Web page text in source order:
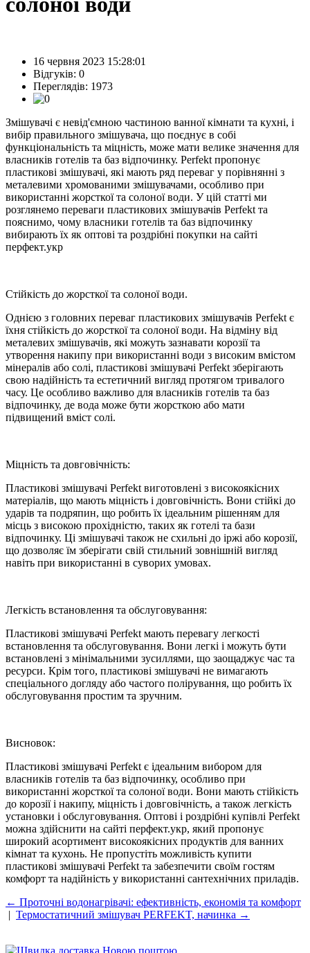
16 червня 2023 15:28:01
Відгуків: 0
Переглядів: 1973
Змішувачі є невід'ємною частиною ванної кімнати та кухні, і
вибір правильного змішувача, що поєднує в собі
функціональність та міцність, може мати велике значення для
власників готелів та баз відпочинку. Perfekt пропонує
пластикові змішувачі, які мають ряд переваг у порівнянні з
металевими хромованими змішувачами, особливо при
використанні жорсткої та солоної води. У цій статті ми
розглянемо переваги пластикових змішувачів Perfekt та
пояснимо, чому власники готелів та баз відпочинку
вибирають їх як оптові та роздрібні покупки на сайті
перфект.укр
Стійкість до жорсткої та солоної води.
Однією з головних переваг пластикових змішувачів Perfekt є
їхня стійкість до жорсткої та солоної води. На відміну від
металевих змішувачів, які можуть зазнавати корозії та
утворення накипу при використанні води з високим вмістом
мінералів або солі, пластикові змішувачі Perfekt зберігають
свою надійність та естетичний вигляд протягом тривалого
часу. Це особливо важливо для власників готелів та баз
відпочинку, де вода може бути жорсткою або мати
підвищений вміст солі.
Міцність та довговічність:
Пластикові змішувачі Perfekt виготовлені з високоякісних
матеріалів, що мають міцність і довговічність. Вони стійкі до
ударів та подряпин, що робить їх ідеальним рішенням для
місць з високою прохідністю, таких як готелі та бази
відпочинку. Ці змішувачі також не схильні до іржі або корозії,
що дозволяє їм зберігати свій стильний зовнішній вигляд
навіть при використанні в суворих умовах.
Легкість встановлення та обслуговування:
Пластикові змішувачі Perfekt мають перевагу легкості
встановлення та обслуговування. Вони легкі і можуть бути
встановлені з мінімальними зусиллями, що заощаджує час та
ресурси. Крім того, пластикові змішувачі не вимагають
спеціального догляду або частого полірування, що робить їх
обслуговування простим та зручним.
Висновок:
Пластикові змішувачі Perfekt є ідеальним вибором для
власників готелів та баз відпочинку, особливо при
використанні жорсткої та солоної води. Вони мають стійкість
до корозії і накипу, міцність і довговічність, а також легкість
установки і обслуговування. Оптові і роздрібні купівлі Perfekt
можна здійснити на сайті перфект.укр, який пропонує
широкий асортимент високоякісних продуктів для ванних
кімнат та кухонь. Не пропустіть можливість купити
пластикові змішувачі Perfekt та забезпечити своїм гостям
комфорт та надійність у використанні сантехнічних приладів.
← Проточні водонагрівачі: ефективність, економія та комфорт
| Термостатичний змішувач PERFEKT, начинка →